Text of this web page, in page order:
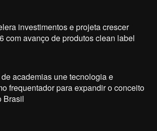
investimentos e projeta crescer
com avanço de produtos clean label
academias une tecnologia e
frequentador para expandir o conceito
Brasil